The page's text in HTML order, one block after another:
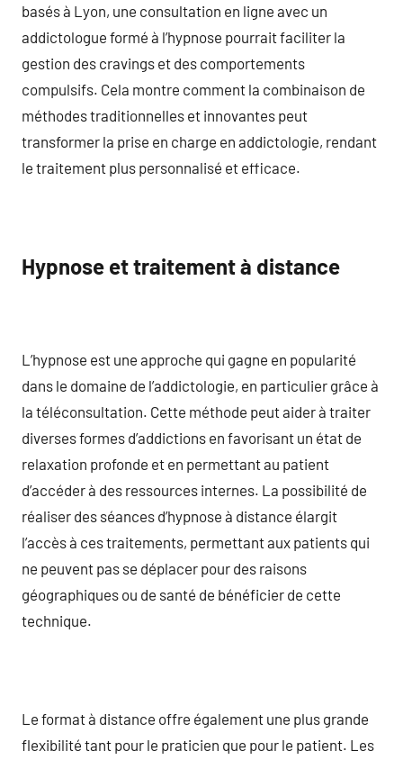
basés à Lyon, une consultation en ligne avec un
addictologue formé à l’hypnose pourrait faciliter la
gestion des cravings et des comportements
compulsifs. Cela montre comment la combinaison de
méthodes traditionnelles et innovantes peut
transformer la prise en charge en addictologie, rendant
le traitement plus personnalisé et efficace.
Hypnose et traitement à distance
L’hypnose est une approche qui gagne en popularité
dans le domaine de l’addictologie, en particulier grâce à
la téléconsultation. Cette méthode peut aider à traiter
diverses formes d’addictions en favorisant un état de
relaxation profonde et en permettant au patient
d’accéder à des ressources internes. La possibilité de
réaliser des séances d’hypnose à distance élargit
l’accès à ces traitements, permettant aux patients qui
ne peuvent pas se déplacer pour des raisons
géographiques ou de santé de bénéficier de cette
technique.
Le format à distance offre également une plus grande
flexibilité tant pour le praticien que pour le patient. Les